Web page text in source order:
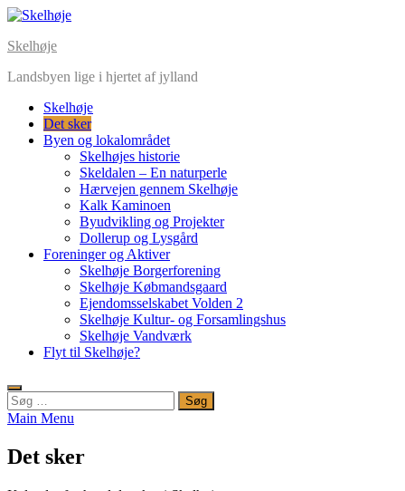
Skip
content
Skelhøje
Landsbyen lige i hjertet af jylland
Skelhøje
Det sker
Byen og lokalområdet
Skelhøjes historie
Skeldalen – En naturperle
Hærvejen gennem Skelhøje
Kalk Kaminoen
Byudvikling og Projekter
Dollerup og Lysgård
Foreninger og Aktiver
Skelhøje Borgerforening
Skelhøje Købmandsgaard
Ejendomsselskabet Volden 2
Skelhøje Kultur- og Forsamlingshus
Skelhøje Vandværk
Flyt til Skelhøje?
Søg
efter:
Main Menu
Det sker